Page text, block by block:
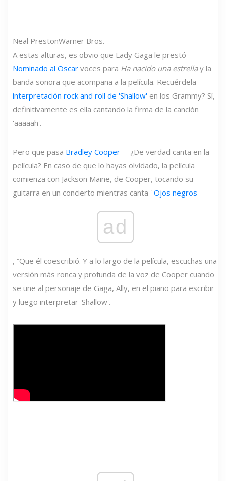
Neal PrestonWarner Bros.
A estas alturas, es obvio que Lady Gaga le prestó
Nominado al Oscar voces para Ha nacido una estrellay la
banda sonora que acompaña a la película. Recuérdela
interpretación rock and roll de 'Shallow' en los Grammy? Sí,
definitivamente es ella cantando la firma de la canción
'aaaaah'.
Pero que pasa Bradley Cooper —¿De verdad canta en la
película? En caso de que lo hayas olvidado, la película
comienza con Jackson Maine, de Cooper, tocando su
guitarra en un concierto mientras canta ' Ojos negros
ad
, ”Que él coescribió. Y a lo largo de la película, escuchas una
versión más ronca y profunda de la voz de Cooper cuando
se une al personaje de Gaga, Ally, en el piano para escribir
y luego interpretar 'Shallow'.